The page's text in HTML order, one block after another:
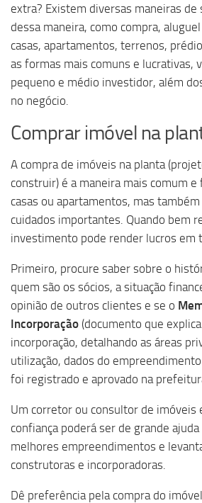
extra? Existem diversas maneiras de
dessa maneira, como compra,
casas, apartamentos, terrenos,
as formas mais comuns e lucrativas,
pequeno e médio investidor, além
no negócio.
Comprar imóvel na
A compra de imóveis na planta
construir) é a maneira mais comum
casas ou apartamentos, mas
cuidados importantes. Quando bem
investimento pode render lucros em
Primeiro, procure saber sobre o
quem são os sócios, a situação
opinião de outros clientes e se o
Incorporação (documento que
incorporação, detalhando as áreas
utilização, dados do
foi registrado e aprovado na
Um corretor ou consultor de imóveis
confiança poderá ser de grande
melhores empreendimentos e
construtoras e incorporadoras.
Dê preferência pela compra do